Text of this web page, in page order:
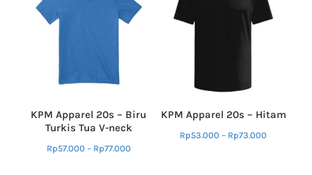
KPM Apparel 20s – Biru
Turkis Tua V-neck
Rp57.000 – Rp77.000
KPM Apparel 20s – Hitam
Rp53.000 – Rp73.000